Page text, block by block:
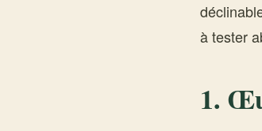
à tester
1.